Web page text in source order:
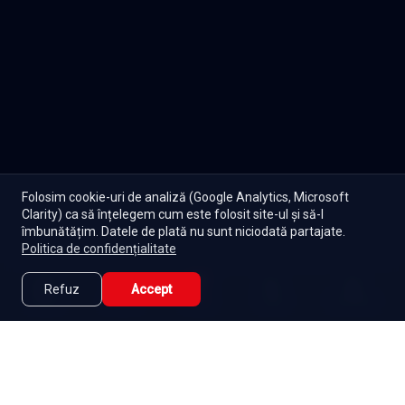
Folosim cookie-uri de analiză (Google Analytics, Microsoft
Clarity) ca să înțelegem cum este folosit site-ul și să-l
îmbunătățim. Datele de plată nu sunt niciodată partajate.
Politica de confidențialitate
Refuz Accept
Filme